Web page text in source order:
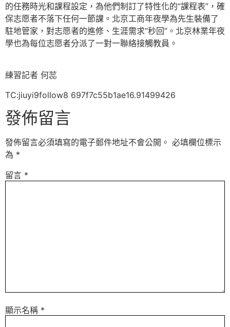
的任務時光和課程設定，為他們制訂了特性化的“課程表”，確
保志愿者不落下任何一節課。北京工商年夜學為先生裝備了
駐地管家，對志愿者的進修、生涯需求“秒回”。北京林業年夜
學也為每位志愿者分派了一對一聯絡接觸教員。
練習記者 何蕊
TC:jiuyi9follow8 697f7c55b1ae16.91499426
發佈留言
發佈留言必須填寫的電子郵件地址不會公開。 必填欄位標示
為 *
留言 *
顯示名稱 *